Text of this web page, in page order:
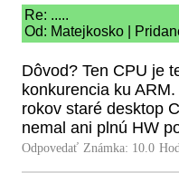
Re: .....
Od: Matejkosko |
Dôvod? Ten CPU je
konkurencia ku
rokov staré desktop
nemal ani plnú HW
Odpovedať Známka: 10.0